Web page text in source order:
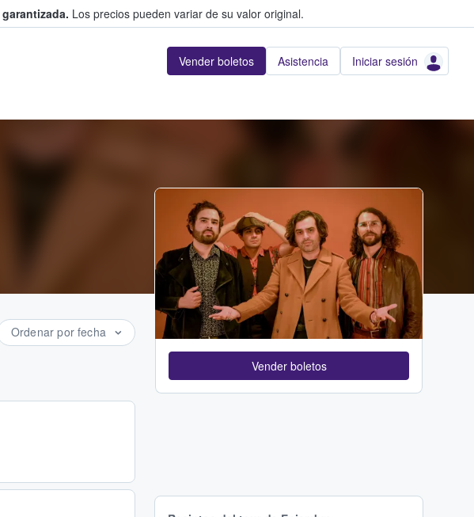
Los precios pueden variar de su valor original.
Vender boletos Asistencia Iniciar sesión
Ordenar por fecha
Vender boletos